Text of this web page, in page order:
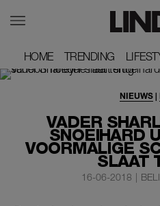
HOME
HOME TRENDING
TRENDING
VADER
SNOEIHARD
VOORMALIGE
SLAAT
NIEUWS |
16-06-2018 |